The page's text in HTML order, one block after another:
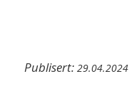
Publisert: 29.04.2024